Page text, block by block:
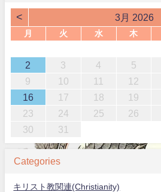
< 3月 2026
月 火 水 木
2
3 4 5
9
10 11 12
16
17 18 19
23
24 25 26
30
31
Categories
キリスト教関連(Christianity)